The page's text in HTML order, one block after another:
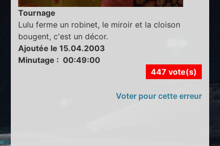
Tournage
Lulu ferme un robinet, le miroir et la cloison
bougent, c'est un décor.
Ajoutée le 15.04.2003
Minutage : 00:49:00
447 vote(s)
Voter pour cette erreur